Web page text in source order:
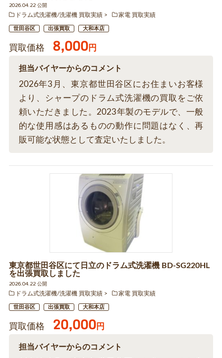
2026.04.22 公開
ドラム式洗濯機/洗濯機 買取実績
家電 買取実績
世田谷区 出張買取 大和本店
買取価格 8,000円
担当バイヤーからのコメント
2026年3月、東京都世田谷区にお住まいお客様
より、シャープのドラム式洗濯機の買取をご依
頼いただきました。2023年製のモデルで、一般
的な使用感はあるものの動作に問題はなく、再
販可能な状態として査定いたしました。
東京都世田谷区にて日立のドラム式洗濯機 BD-SG220HL
を出張買取しました
2026.04.22 公開
ドラム式洗濯機/洗濯機 買取実績
家電 買取実績
世田谷区 出張買取 大和本店
買取価格 20,000円
担当バイヤーからのコメント